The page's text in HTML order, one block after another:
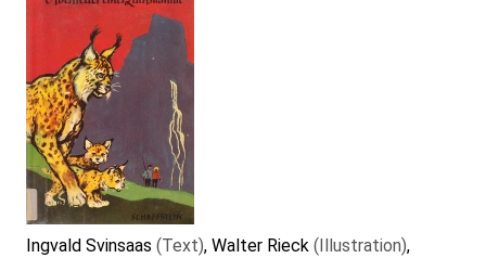
Ingvald Svinsaas (Text), Walter Rieck (Illustration),